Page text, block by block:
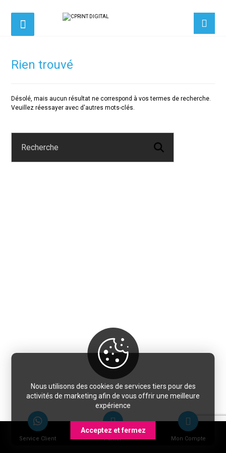
Rien trouvé
Désolé, mais aucun résultat ne correspond à vos termes de recherche.
Veuillez réessayer avec d'autres mots-clés.
Service Client Panier Mon Compte
Nous utilisons des cookies de services tiers pour des
activités de marketing afin de vous offrir une meilleure
expérience
Acceptez et fermez